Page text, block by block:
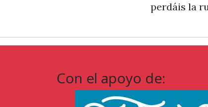
perdáis la
Con el apoyo de: